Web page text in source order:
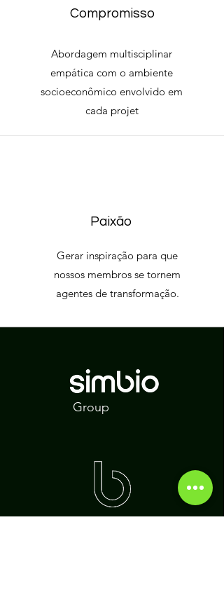
Compromisso
Abordagem multisciplinar
empática com o ambiente
socioeconômico envolvido em
cada projet
Paixão
Gerar inspiração para que
nossos membros se tornem
agentes de transformação.
Group